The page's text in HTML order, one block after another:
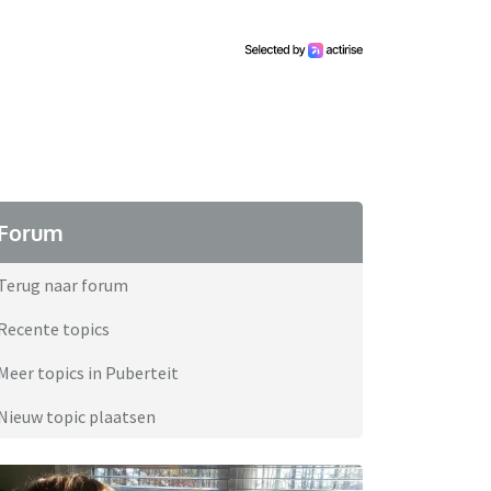
naar forum
topics
topics in Puberteit
topic plaatsen